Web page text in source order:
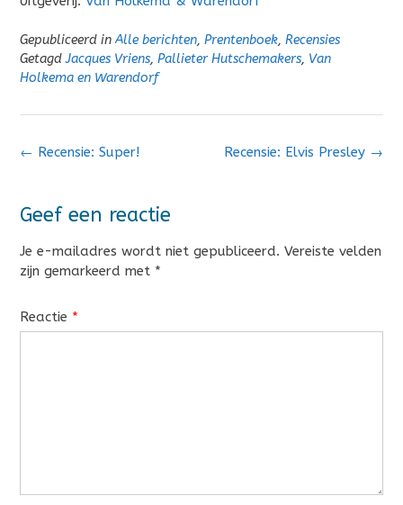
Gepubliceerd inAlle berichten, Prentenboek, Recensies
GetagdJacques Vriens, Pallieter Hutschemakers, Van
Holkema en Warendorf
Bericht
Recensie: Elvis Presley →
← Recensie: Super!
Geef een reactie
Je e-mailadres wordt niet gepubliceerd. Vereiste velden
zijn gemarkeerd met *
Reactie *